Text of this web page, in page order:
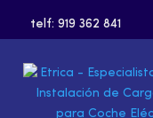
telf: 919 362 841